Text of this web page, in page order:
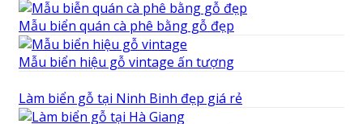
Mẫu biển quán cà phê bằng gỗ đẹp
Mẫu biển hiệu gỗ vintage ấn tượng
Làm biển gỗ tại Ninh Binh đẹp giá rẻ